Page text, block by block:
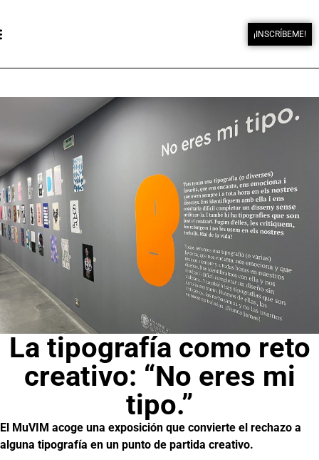
¡INSCRÍBEME!
La tipografía como reto
creativo: “No eres mi
tipo.”
El MuVIM acoge una exposición que convierte el rechazo a
alguna tipografía en un punto de partida creativo.